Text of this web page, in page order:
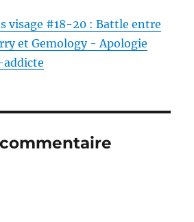
visage #18-20 : Battle entre
et Gemology - Apologie